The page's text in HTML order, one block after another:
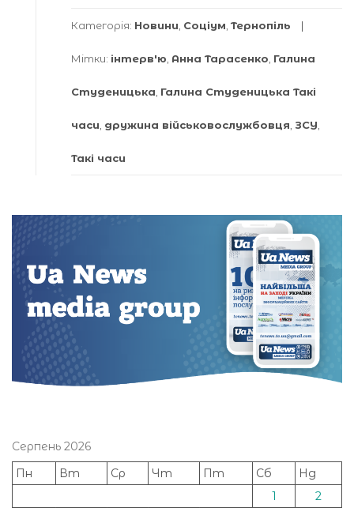
Категорія: Новини, Соціум, Тернопіль
Мітки: інтерв'ю, Анна Тарасенко, Галина
Студеницька, Галина Студеницька Такі
часи, дружина військовослужбовця, ЗСУ,
Такі часи
Серпень 2026
Пн
Вт Ср Чт Пт Сб
Нд
1
2